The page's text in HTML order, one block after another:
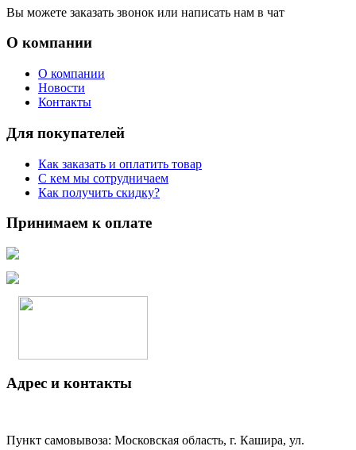
Вы можете заказать звонок или написать нам в чат
О компании
О компании
Новости
Контакты
Для покупателей
Как заказать и оплатить товар
С кем мы сотрудничаем
Как получить скидку?
Принимаем к оплате
Адрес и контакты
Пункт самовывоза: Московская область, г. Кашира, ул.